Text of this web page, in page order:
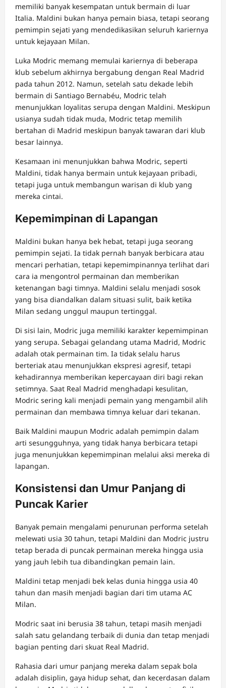
memiliki banyak kesempatan untuk bermain di luar
Italia. Maldini bukan hanya pemain biasa, tetapi seorang
pemimpin sejati yang mendedikasikan seluruh kariernya
untuk kejayaan Milan.
Luka Modric memang memulai kariernya di beberapa
klub sebelum akhirnya bergabung dengan Real Madrid
pada tahun 2012. Namun, setelah satu dekade lebih
bermain di Santiago Bernabéu, Modric telah
menunjukkan loyalitas serupa dengan Maldini. Meskipun
usianya sudah tidak muda, Modric tetap memilih
bertahan di Madrid meskipun banyak tawaran dari klub
besar lainnya.
Kesamaan ini menunjukkan bahwa Modric, seperti
Maldini, tidak hanya bermain untuk kejayaan pribadi,
tetapi juga untuk membangun warisan di klub yang
mereka cintai.
Kepemimpinan di Lapangan
Maldini bukan hanya bek hebat, tetapi juga seorang
pemimpin sejati. Ia tidak pernah banyak berbicara atau
mencari perhatian, tetapi kepemimpinannya terlihat dari
cara ia mengontrol permainan dan memberikan
ketenangan bagi timnya. Maldini selalu menjadi sosok
yang bisa diandalkan dalam situasi sulit, baik ketika
Milan sedang unggul maupun tertinggal.
Di sisi lain, Modric juga memiliki karakter kepemimpinan
yang serupa. Sebagai gelandang utama Madrid, Modric
adalah otak permainan tim. Ia tidak selalu harus
berteriak atau menunjukkan ekspresi agresif, tetapi
kehadirannya memberikan kepercayaan diri bagi rekan
setimnya. Saat Real Madrid menghadapi kesulitan,
Modric sering kali menjadi pemain yang mengambil alih
permainan dan membawa timnya keluar dari tekanan.
Baik Maldini maupun Modric adalah pemimpin dalam
arti sesungguhnya, yang tidak hanya berbicara tetapi
juga menunjukkan kepemimpinan melalui aksi mereka di
lapangan.
Konsistensi dan Umur Panjang di
Puncak Karier
Banyak pemain mengalami penurunan performa setelah
melewati usia 30 tahun, tetapi Maldini dan Modric justru
tetap berada di puncak permainan mereka hingga usia
yang jauh lebih tua dibandingkan pemain lain.
Maldini tetap menjadi bek kelas dunia hingga usia 40
tahun dan masih menjadi bagian dari tim utama AC
Milan.
Modric saat ini berusia 38 tahun, tetapi masih menjadi
salah satu gelandang terbaik di dunia dan tetap menjadi
bagian penting dari skuat Real Madrid.
Rahasia dari umur panjang mereka dalam sepak bola
adalah disiplin, gaya hidup sehat, dan kecerdasan dalam